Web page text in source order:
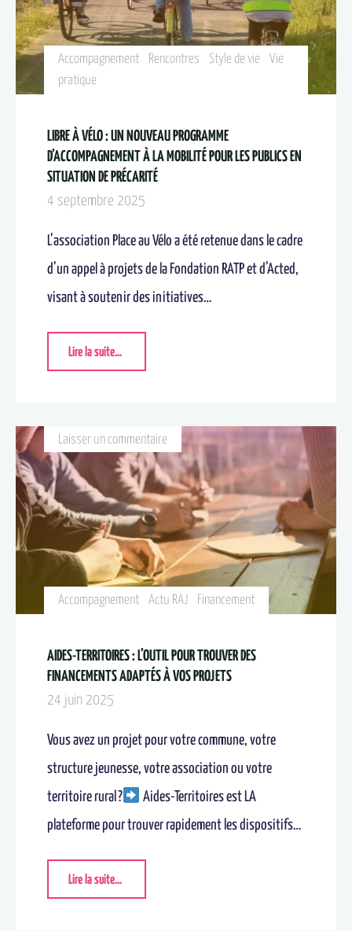
Accompagnement Rencontres Style de vie
Vie
pratique
LIBRE À VÉLO : UN NOUVEAU PROGRAMME
D’ACCOMPAGNEMENT À LA MOBILITÉ POUR LES PUBLICS EN
SITUATION DE PRÉCARITÉ
4 septembre 2025
L’association Place au Vélo a été retenue dans le cadre
d’un appel à projets de la Fondation RATP et d’Acted,
visant à soutenir des initiatives…
Lire la suite...
Accompagnement Actu RAJ Financement
Laisser un commentaire
AIDES-TERRITOIRES : L’OUTIL POUR TROUVER DES
FINANCEMENTS ADAPTÉS À VOS PROJETS
24 juin 2025
Vous avez un projet pour votre commune, votre
structure jeunesse, votre association ou votre
territoire rural ?
Aides-Territoires est LA
plateforme pour trouver rapidement les dispositifs…
Lire la suite...